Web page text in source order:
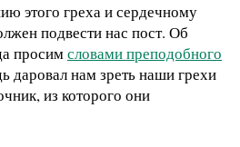
этого греха и сердечному
подвести нас пост. Об
просимсловами преподобного
даровал нам зреть наши грехи
из которого они